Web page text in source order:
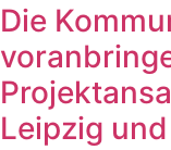
Die
Leipzig